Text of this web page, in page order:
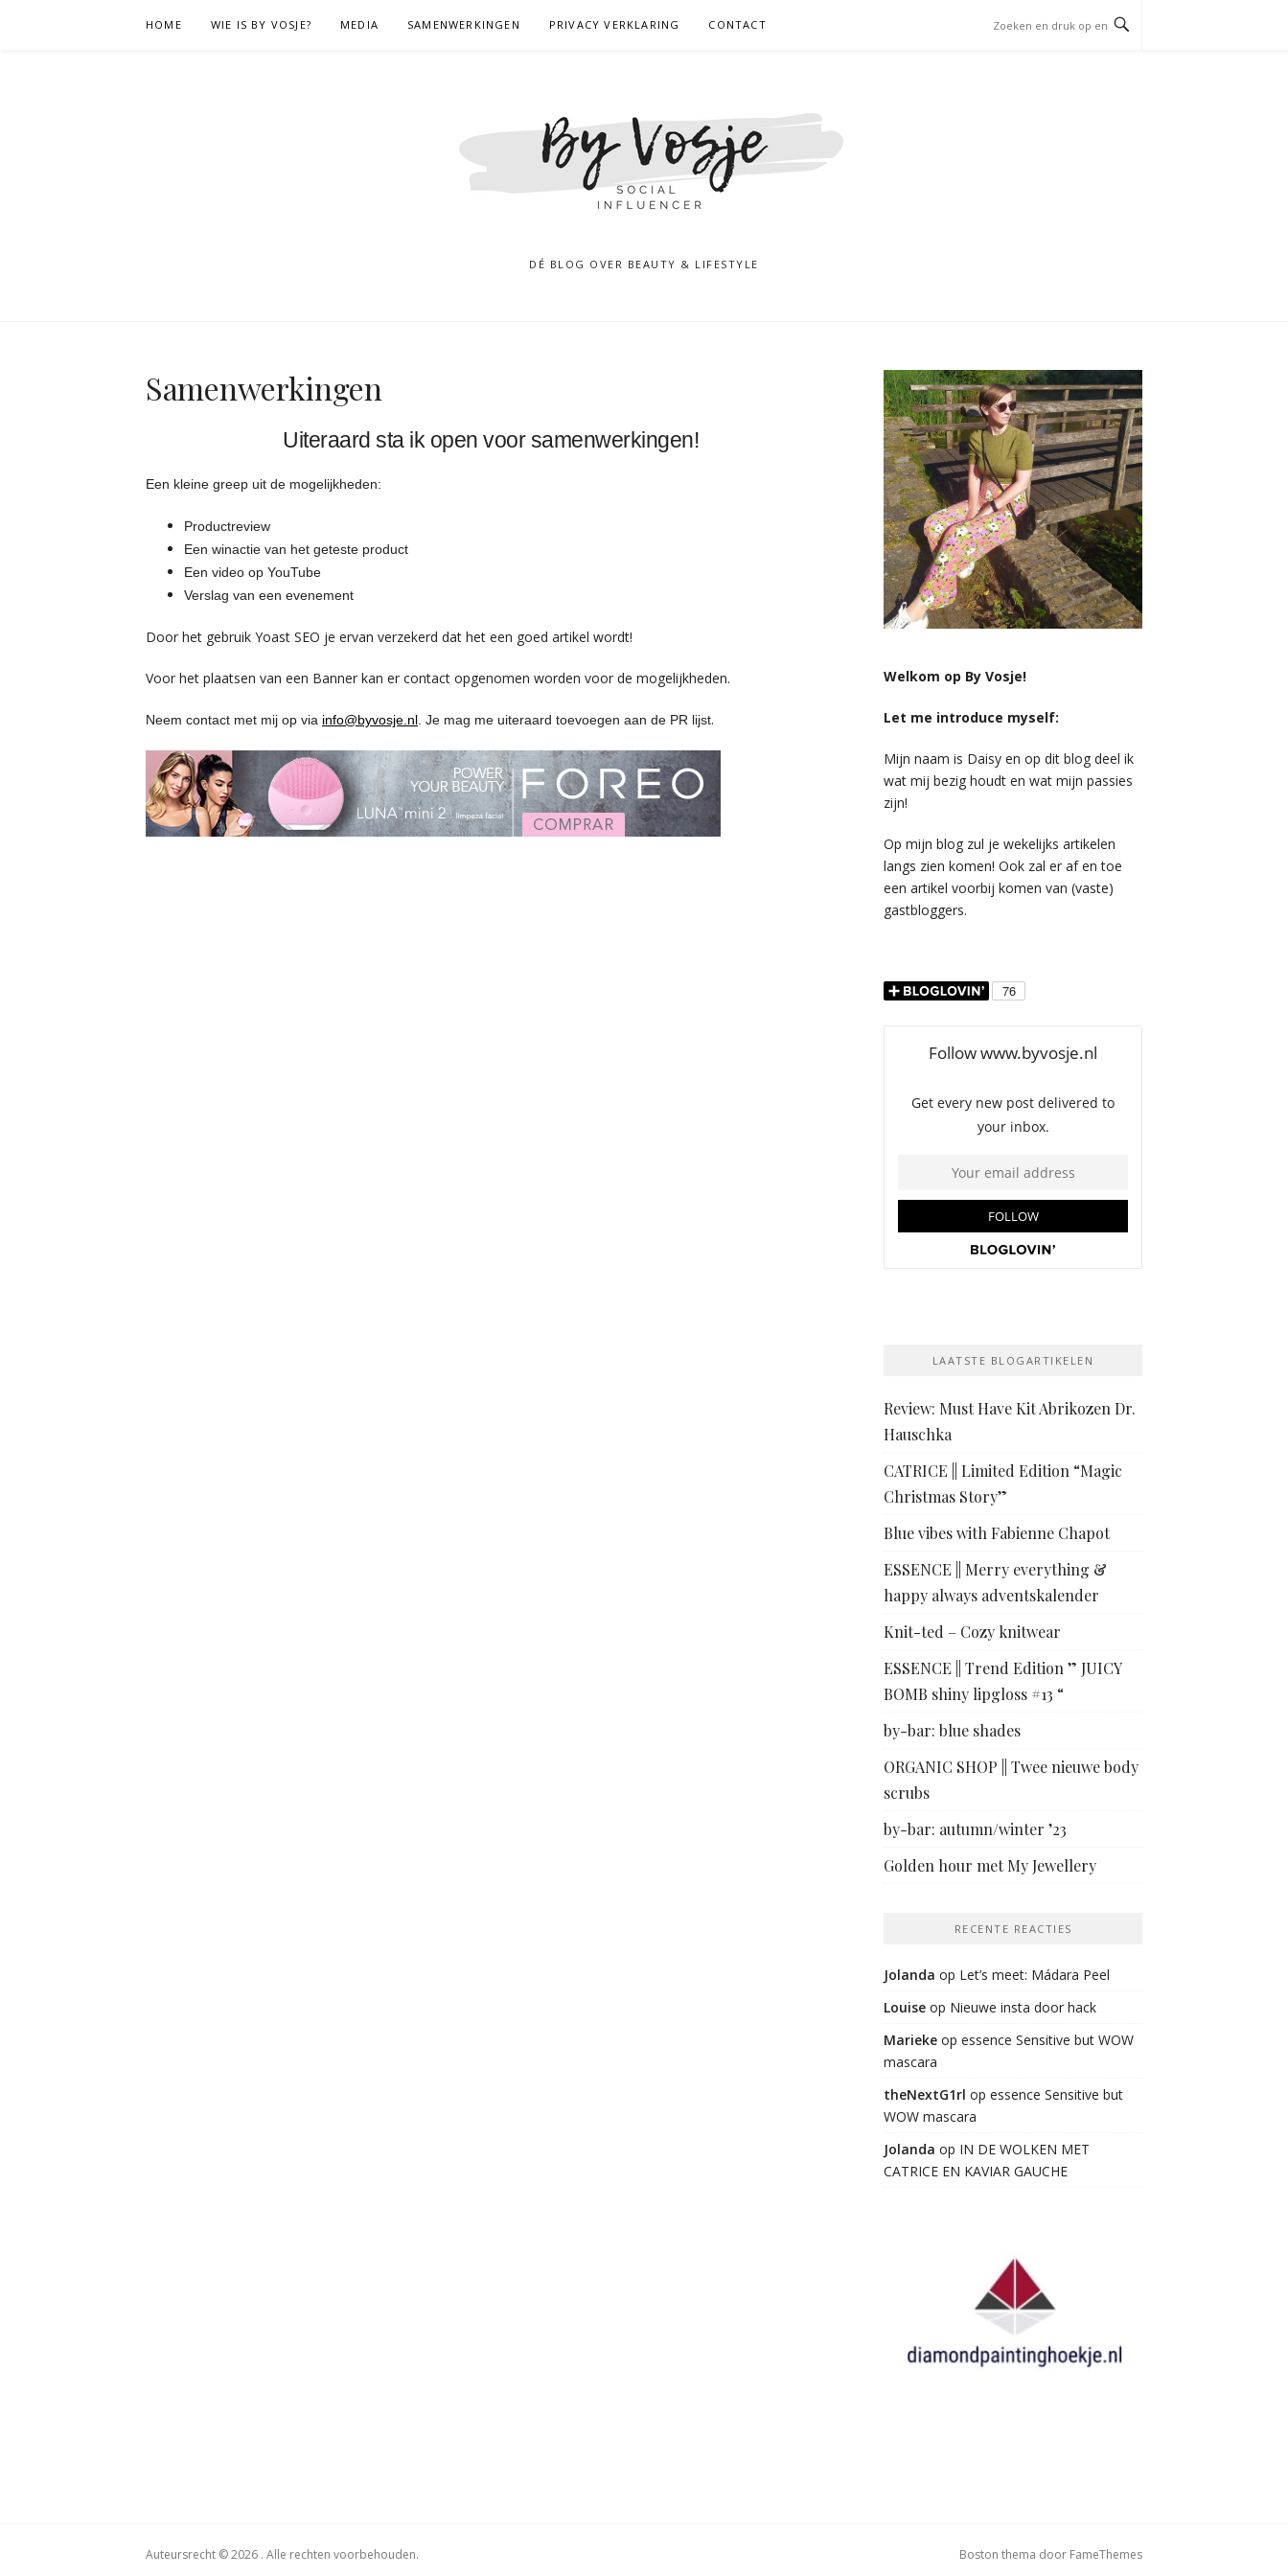
HOME WIE IS BY VOSJE? MEDIA SAMENWERKINGEN PRIVACY VERKLARING CONTACT
DÉ BLOG OVER BEAUTY & LIFESTYLE
Samenwerkingen
Uiteraard sta ik open voor samenwerkingen!
Een kleine greep uit de mogelijkheden:
Productreview
Een winactie van het geteste product
Een video op YouTube
Verslag van een evenement
Door het gebruik Yoast SEO je ervan verzekerd dat het een goed artikel wordt!
Voor het plaatsen van een Banner kan er contact opgenomen worden voor de mogelijkheden.
Neem contact met mij op via info@byvosje.nl Je mag me uiteraard toevoegen aan de PR lijst.
Welkom op By Vosje!
Let me introduce myself:
Mijn naam is Daisy en op dit blog deel ik
wat mij bezig houdt en wat mijn passies
zijn!
Op mijn blog zul je wekelijks artikelen
langs zien komen! Ook zal er af en toe
een artikel voorbij komen van (vaste)
gastbloggers.
LAATSTE BLOGARTIKELEN
Review: Must Have Kit Abrikozen Dr.
Hauschka
CATRICE || Limited Edition “Magic
Christmas Story”
Blue vibes with Fabienne Chapot
ESSENCE || Merry everything &
happy always adventskalender
Knit-ted – Cozy knitwear
ESSENCE || Trend Edition ” JUICY
BOMB shiny lipgloss #13 “
by-bar: blue shades
ORGANIC SHOP || Twee nieuwe body
scrubs
by-bar: autumn/winter ’23
Golden hour met My Jewellery
RECENTE REACTIES
Jolanda op Let’s meet: Mádara Peel
Louise op Nieuwe insta door hack
Marieke op essence Sensitive but WOW
mascara
theNextG1rl op essence Sensitive but
WOW mascara
Jolanda op IN DE WOLKEN MET
CATRICE EN KAVIAR GAUCHE
Auteursrecht © 2026 . Alle rechten voorbehouden. Boston thema door FameThemes